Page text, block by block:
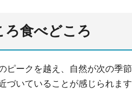
ろ食べどころ
ピークを越え、自然が次の季
づいていることが感じられます